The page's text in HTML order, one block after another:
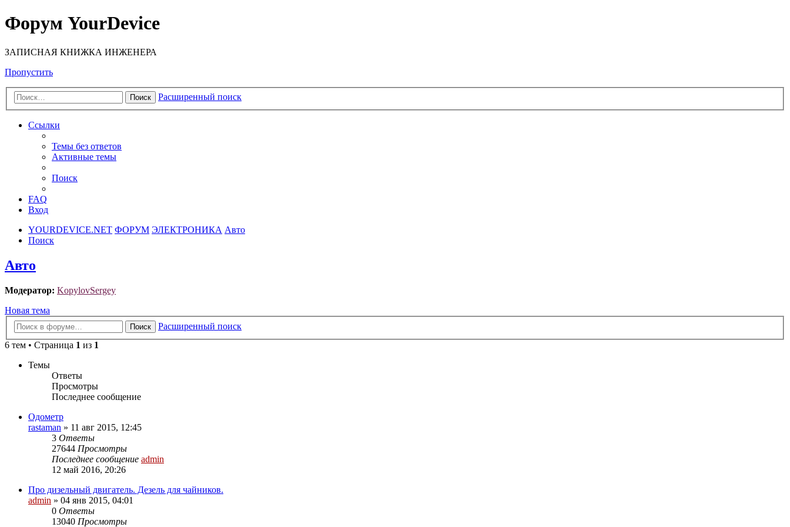
Форум YourDevice
ЗАПИСНАЯ КНИЖКА ИНЖЕНЕРА
Пропустить
Поиск Расширенный поиск
Ссылки
Темы без ответов
Активные темы
Поиск
FAQ
Вход
YOURDEVICE.NET ФОРУМ ЭЛЕКТРОНИКА Авто
Поиск
Авто
Модератор: KopylovSergey
Новая тема
Поиск
Расширенный поиск
6 тем • Страница 1 из 1
Темы
Ответы
Просмотры
Последнее сообщение
Одометр
rastaman » 11 авг 2015, 12:45
3 Ответы
27644 Просмотры
Последнее сообщение admin
12 май 2016, 20:26
Про дизельный двигатель. Дезель для чайников.
admin » 04 янв 2015, 04:01
0 Ответы
13040 Просмотры